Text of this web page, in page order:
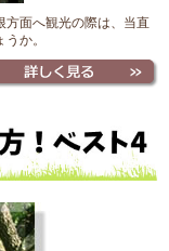
方面へ観光の際は、当直
か。